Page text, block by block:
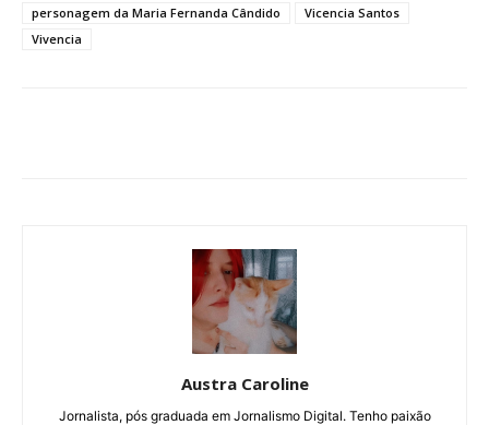
personagem da Maria Fernanda Cândido
Vicencia Santos
Vivencia
Austra Caroline
Jornalista, pós graduada em Jornalismo Digital. Tenho paixão